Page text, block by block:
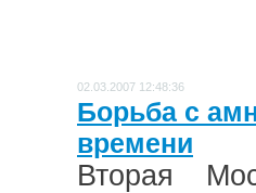
02.03.2007 12:48:36
Борьба с
времени
Вторая